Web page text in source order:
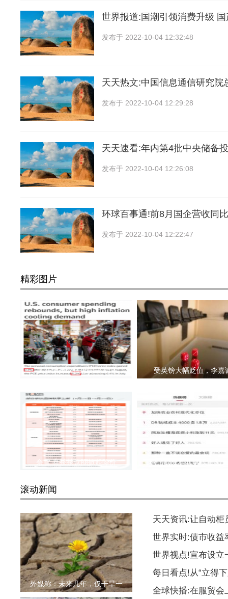
世界报道:国潮引领消费升级
发布于 2022-10-04 12:32:48
天天热文:中国信息通信研究院
发布于 2022-10-04 12:29:28
天天速看:年内第4批中央储备
发布于 2022-10-04 12:26:08
环球百事通!前8月国企营收同
发布于 2022-10-04 12:22:47
精彩图片
美联储持续加息的最大理 受英镑大幅贬值，李嘉
奈雪 喜茶茶饮圈掀起降价 DR钻戒成本4000卖1.5万
滚动新闻
外媒称：未来几年，仅干旱一
天天资讯:让自动柜
世界实时:债市收益
世界视点!宣布设立
每日看点!从“立得
全球快播:在服贸会